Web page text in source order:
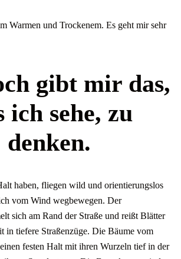
Warmen und Trockenem. Es geht mir sehr
gibt mir das,
ich sehe, zu
denken.
haben, fliegen wild und orientierungslos
vom Wind wegbewegen. Der
sich am Rand der Straße und reißt Blätter
in tiefere Straßenzüge. Die Bäume vom
festen Halt mit ihren Wurzeln tief in der